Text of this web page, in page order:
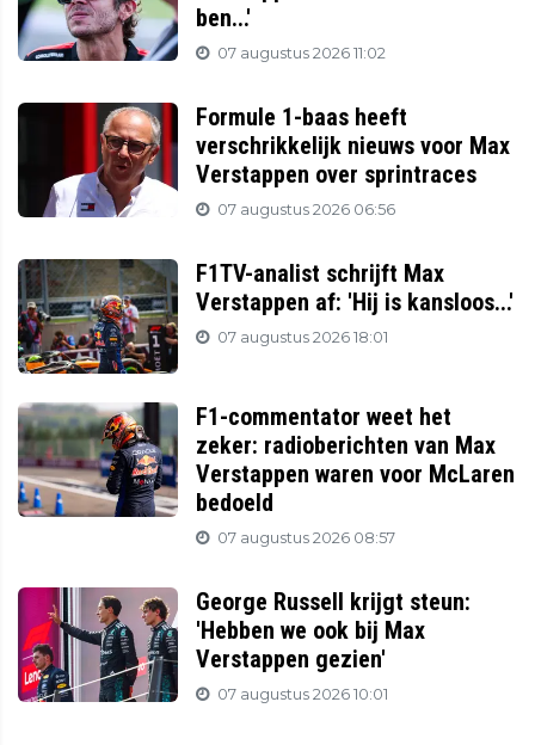
ben...'
07 augustus 2026 11:02
Formule 1-baas heeft
verschrikkelijk nieuws voor Max
Verstappen over sprintraces
07 augustus 2026 06:56
F1TV-analist schrijft Max
Verstappen af: 'Hij is kansloos...'
07 augustus 2026 18:01
F1-commentator weet het
zeker: radioberichten van Max
Verstappen waren voor McLaren
bedoeld
07 augustus 2026 08:57
George Russell krijgt steun:
'Hebben we ook bij Max
Verstappen gezien'
07 augustus 2026 10:01